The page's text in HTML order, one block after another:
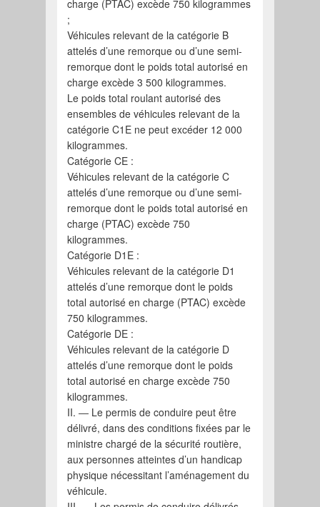
charge (PTAC) excède 750 kilogrammes
;
Véhicules relevant de la catégorie B
attelés d’une remorque ou d’une semi-
remorque dont le poids total autorisé en
charge excède 3 500 kilogrammes.
Le poids total roulant autorisé des
ensembles de véhicules relevant de la
catégorie C1E ne peut excéder 12 000
kilogrammes.
Catégorie CE :
Véhicules relevant de la catégorie C
attelés d’une remorque ou d’une semi-
remorque dont le poids total autorisé en
charge (PTAC) excède 750
kilogrammes.
Catégorie D1E :
Véhicules relevant de la catégorie D1
attelés d’une remorque dont le poids
total autorisé en charge (PTAC) excède
750 kilogrammes.
Catégorie DE :
Véhicules relevant de la catégorie D
attelés d’une remorque dont le poids
total autorisé en charge excède 750
kilogrammes.
II. ― Le permis de conduire peut être
délivré, dans des conditions fixées par le
ministre chargé de la sécurité routière,
aux personnes atteintes d’un handicap
physique nécessitant l’aménagement du
véhicule.